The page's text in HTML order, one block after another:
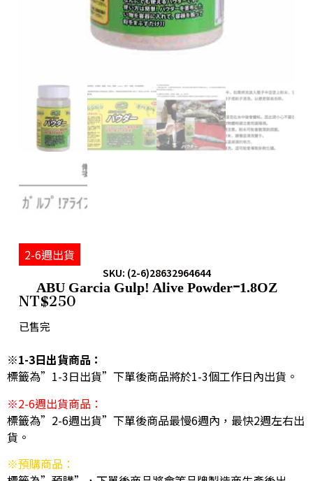
2-6週出貨
SKU: (2-6)28632964644
ABU Garcia Gulp! Alive Powderｰ1.8OZ
NT$250
已售完
※1-3日出貨商品：
標籤為”1-3日出貨”下單後商品將於1-3個工作日內出貨。
※2-6週出貨商品：
標籤為”2-6週出貨”下單後商品最慢6週內，最快2週左右出
貨。
※預購商品：